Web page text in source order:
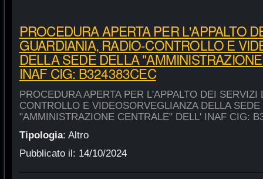
PROCEDURA APERTA PER L'APPALTO
GUARDIANIA, RADIO-CONTROLLO E
DELLA SEDE DELLA
INAF CIG: B324383CEC
PROCEDURA APERTA PER L'APPALTO DEI
CONTROLLO E VIDEOSORVEGLIANZA DELLA SEDE
"AMMINISTRAZIONE CENTRALE" DELL' INAF CIG:
Tipologia: Altro
Pubblicato il: 14/10/2024